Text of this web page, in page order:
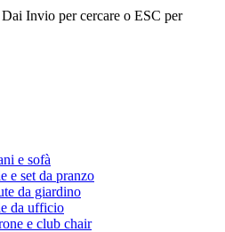
Dai Invio per cercare o ESC per
e sofà
e set da pranzo
da giardino
da ufficio
e club chair